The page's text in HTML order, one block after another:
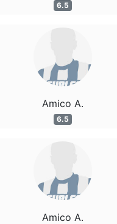
6.5
Amico A.
6.5
Amico A.